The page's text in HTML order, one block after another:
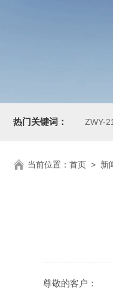
热门关键词： ZWY-
当前位置： 首页 > 新
尊敬的客户：